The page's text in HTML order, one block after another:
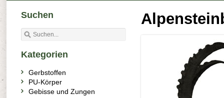
Suchen
Kategorien
Gerbstoffen
PU-Körper
Gebisse und Zungen